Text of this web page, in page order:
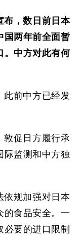
布，数日前日本
国两年前全面暂
。中方对此有何
此前中方已经发
敦促日方履行承
际监测和中方独
依规加强对日本
的食品安全。一
要的进口限制